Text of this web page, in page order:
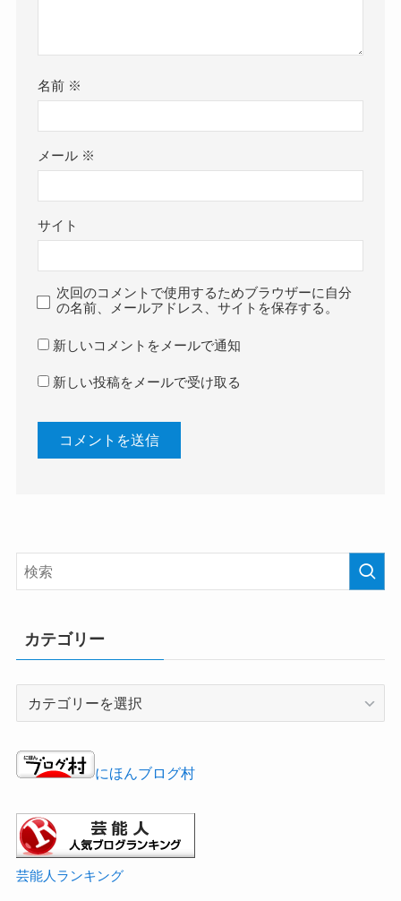
名前 ※
メール ※
サイト
次回のコメントで使用するためブラウザーに自分
の名前、メールアドレス、サイトを保存する。
新しいコメントをメールで通知
新しい投稿をメールで受け取る
カテゴリー
リ
ー
にほんブログ村
芸能人ランキング